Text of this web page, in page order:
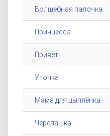
Волшебная палочка
Принцесса
Привет!
Уточка
Мама для цыплёнка
Черепашка